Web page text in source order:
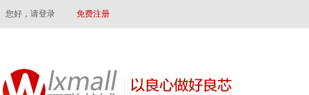
您好，请登录 免费注册